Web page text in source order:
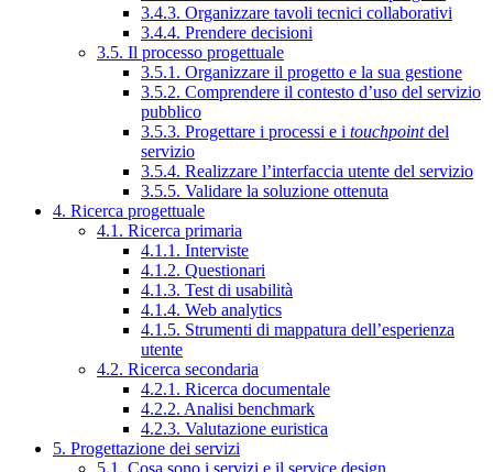
3.4.3. Organizzare tavoli tecnici collaborativi
3.4.4. Prendere decisioni
3.5. Il processo progettuale
3.5.1. Organizzare il progetto e la sua gestione
3.5.2. Comprendere il contesto d’uso del servizio
pubblico
3.5.3. Progettare i processi e i touchpointdel
servizio
3.5.4. Realizzare l’interfaccia utente del servizio
3.5.5. Validare la soluzione ottenuta
4. Ricerca progettuale
4.1. Ricerca primaria
4.1.1. Interviste
4.1.2. Questionari
4.1.3. Test di usabilità
4.1.4. Web analytics
4.1.5. Strumenti di mappatura dell’esperienza
utente
4.2. Ricerca secondaria
4.2.1. Ricerca documentale
4.2.2. Analisi benchmark
4.2.3. Valutazione euristica
5. Progettazione dei servizi
5.1. Cosa sono i servizi e il service design